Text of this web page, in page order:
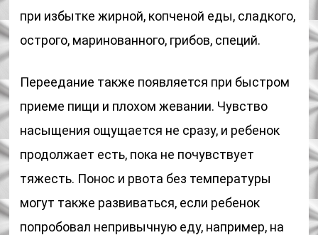
при избытке жирной, копченой еды, сладкого,
острого, маринованного, грибов, специй.
Переедание также появляется при быстром
приеме пищи и плохом жевании. Чувство
насыщения ощущается не сразу, и ребенок
продолжает есть, пока не почувствует
тяжесть. Понос и рвота без температуры
могут также развиваться, если ребенок
попробовал непривычную еду, например, на